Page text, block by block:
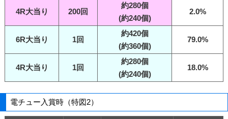
4R大当り 200回
約280個
(約240個)
2.0%
6R大当り 1回
約420個
(約360個)
79.0%
4R大当り 1回
約280個
(約240個)
18.0%
電チュー入賞時（特図2）